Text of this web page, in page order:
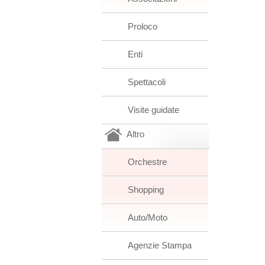
Proloco
Enti
Spettacoli
Visite guidate
Altro
Orchestre
Shopping
Auto/Moto
Agenzie Stampa